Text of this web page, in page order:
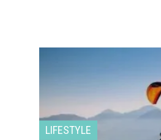
LIFESTYLE